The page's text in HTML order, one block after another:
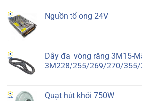
Nguồn tổ ong 24V
Dây đai vòng răng 3M15-
3M228/255/269/270/355/
Quạt hút khói 750W